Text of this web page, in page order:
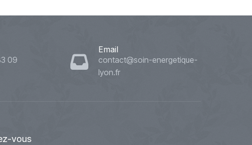
09
Email
contact@soin-energetique-
lyon.fr
vous